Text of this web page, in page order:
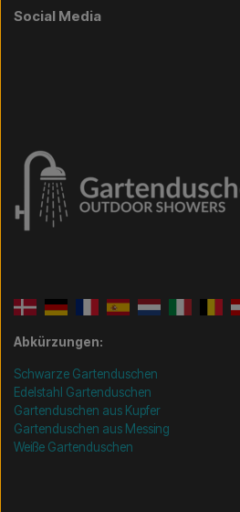
Social Media
Abkürzungen:
Schwarze Gartenduschen
Edelstahl Gartenduschen
Gartenduschen aus Kupfer
Gartenduschen aus Messing
Weiße Gartenduschen